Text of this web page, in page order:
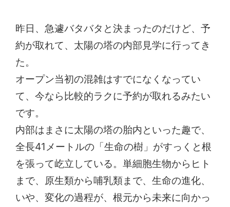
昨日、急遽バタバタと決まったのだけど、予
約が取れて、太陽の塔の内部見学に行ってき
た。
オープン当初の混雑はすでになくなってい
て、今なら比較的ラクに予約が取れるみたい
です。
内部はまさに太陽の塔の胎内といった趣で、
全長41メートルの「生命の樹」がすっくと根
を張って屹立している。単細胞生物からヒト
まで、原生類から哺乳類まで、生命の進化、
いや、変化の過程が、根元から未来に向かっ